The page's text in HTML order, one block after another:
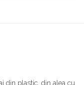
din plastic. din alea cu